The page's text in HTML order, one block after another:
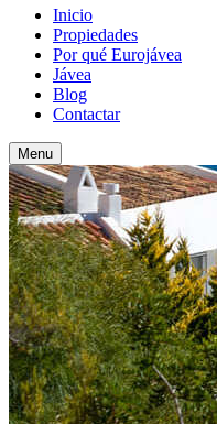
Inicio
Propiedades
Por qué Eurojávea
Jávea
Blog
Contactar
Menu